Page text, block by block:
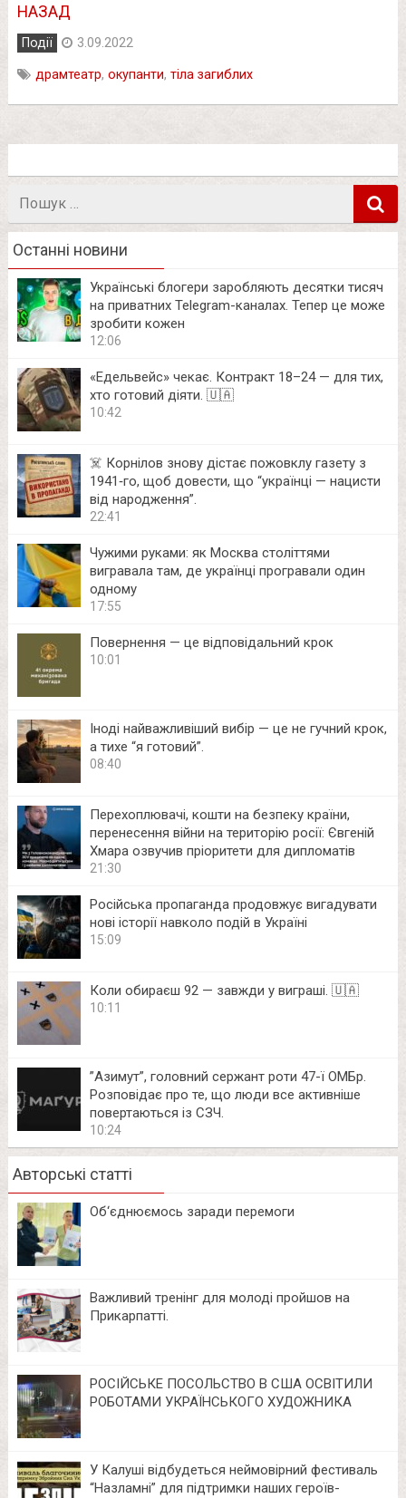
НАЗАД
Події 3.09.2022
драмтеатр, окупанти, тіла загиблих
Останні новини
Українські блогери заробляють десятки тисяч
на приватних Telegram-каналах. Тепер це може
зробити кожен
12:06
«Едельвейс» чекає. Контракт 18–24 — для тих,
хто готовий діяти. 🇺🇦
10:42
☠️ Корнілов знову дістає пожовклу газету з
1941‑го, щоб довести, що “українці — нацисти
від народження”.
22:41
Чужими руками: як Москва століттями
вигравала там, де українці програвали один
одному
17:55
Повернення — це відповідальний крок
10:01
Іноді найважливіший вибір — це не гучний крок,
а тихе “я готовий”.
08:40
Перехоплювачі, кошти на безпеку країни,
перенесення війни на територію росії: Євгеній
Хмара озвучив пріоритети для дипломатів
21:30
Російська пропаганда продовжує вигадувати
нові історії навколо подій в Україні
15:09
Коли обираєш 92 — завжди у виграші. 🇺🇦
10:11
⁨”Азимут”, головний сержант роти 47-ї ОМБр.
Розповідає про те, що люди все активніше
повертаються із СЗЧ.
10:24
Авторські статті
Об‘єднюємось заради перемоги
Важливий тренінг для молоді пройшов на
Прикарпатті.
РОСІЙСЬКЕ ПОСОЛЬСТВО В США ОСВІТИЛИ
РОБОТАМИ УКРАЇНСЬКОГО ХУДОЖНИКА
У Калуші відбудеться неймовірний фестиваль
“Назламні” для підтримки наших героїв-